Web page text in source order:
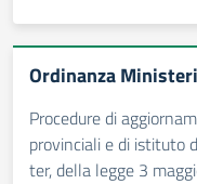
Ordinanza
Procedure di
provinciali e di istituto
ter, della legge 3